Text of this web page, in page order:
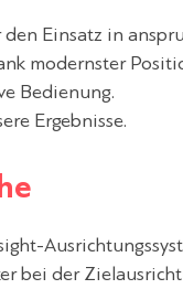
Einsatz in
modernster
Bedienung.
Ergebnisse.
bei der